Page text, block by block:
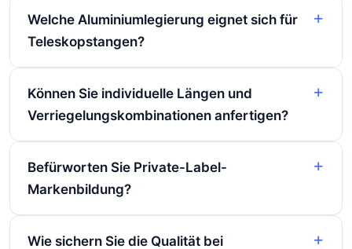
Welche Aluminiumlegierung eignet sich für
Teleskopstangen?
Können Sie individuelle Längen und
Verriegelungskombinationen anfertigen?
Befürworten Sie Private-Label-
Markenbildung?
Wie sichern Sie die Qualität bei